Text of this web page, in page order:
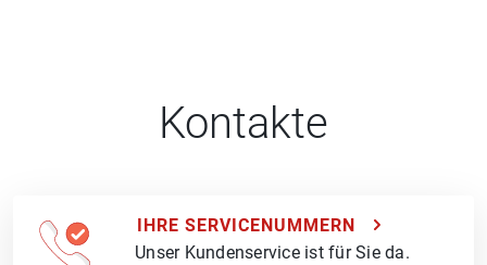
Kontakte
IHRE SERVICENUMMERN
Unser Kundenservice ist für Sie da.